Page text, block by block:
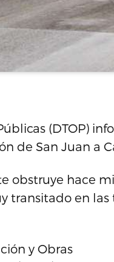
(DTOP)
de San Juan a
obstruye hace
transitado en las
y Obras